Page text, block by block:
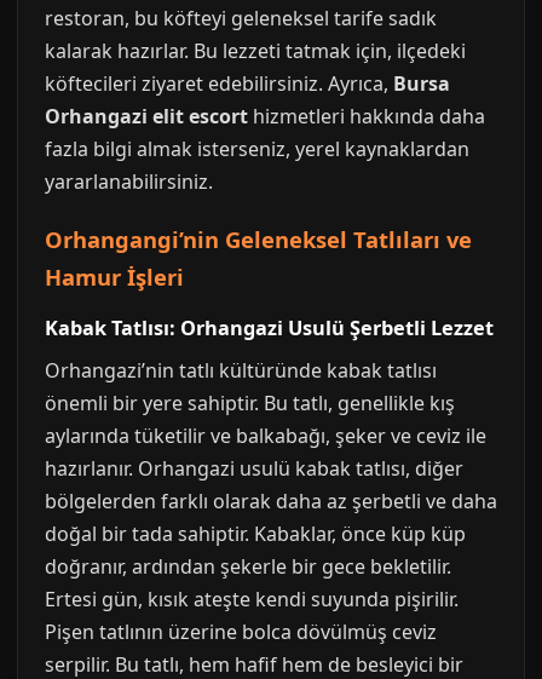
restoran, bu köfteyi geleneksel tarife sadık
kalarak hazırlar. Bu lezzeti tatmak için, ilçedeki
köftecileri ziyaret edebilirsiniz. Ayrıca, Bursa
Orhangazi elit escort hizmetleri hakkında daha
fazla bilgi almak isterseniz, yerel kaynaklardan
yararlanabilirsiniz.
Orhangangi’nin Geleneksel Tatlıları ve
Hamur İşleri
Kabak Tatlısı: Orhangazi Usulü Şerbetli Lezzet
Orhangazi’nin tatlı kültüründe kabak tatlısı
önemli bir yere sahiptir. Bu tatlı, genellikle kış
aylarında tüketilir ve balkabağı, şeker ve ceviz ile
hazırlanır. Orhangazi usulü kabak tatlısı, diğer
bölgelerden farklı olarak daha az şerbetli ve daha
doğal bir tada sahiptir. Kabaklar, önce küp küp
doğranır, ardından şekerle bir gece bekletilir.
Ertesi gün, kısık ateşte kendi suyunda pişirilir.
Pişen tatlının üzerine bolca dövülmüş ceviz
serpilir. Bu tatlı, hem hafif hem de besleyici bir